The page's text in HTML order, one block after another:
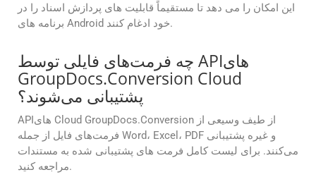
این امکان را می دهد تا مستقیماً قابلیت های پردازش اسناد را در
برنامه های Android خود ادغام کنند.
چه فرمت‌های فایلی توسط APIهای
GroupDocs.Conversion Cloud
پشتیبانی می‌شوند؟
APIهای Cloud GroupDocs.Conversion از طیف وسیعی از
فرمت‌های فایل از جمله Word، Excel، PDF و غیره پشتیبانی
می‌کنند. برای لیست کامل فرمت های پشتیبانی شده به مستندات
مراجعه کنید.